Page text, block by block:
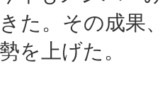
た。その成果
を上げた。